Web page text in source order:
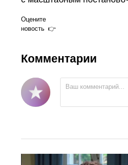
Оцените
новость
Комментарии